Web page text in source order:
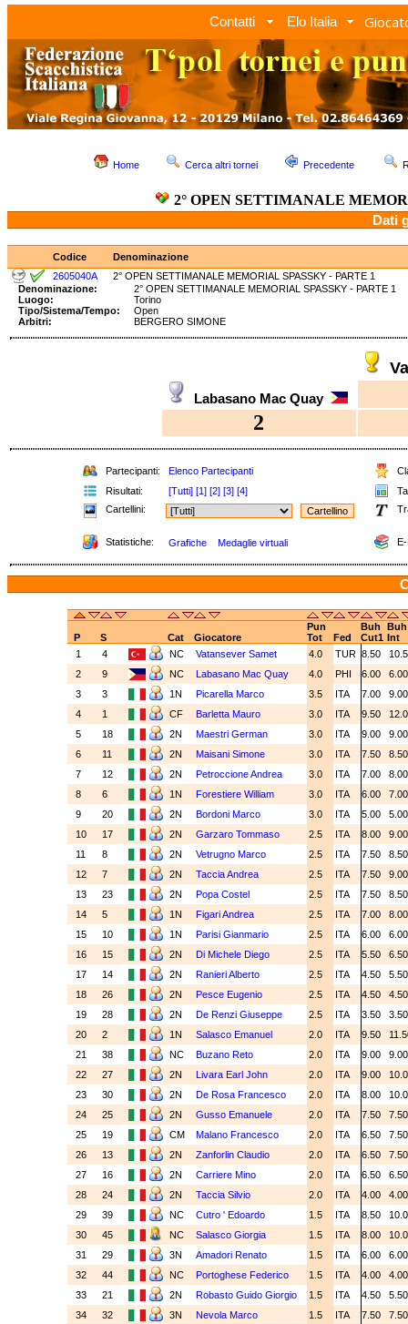
Contatti Elo Italia
Home Cerca altri tornei Precedente
2° OPEN SETTIMANALE
Dati
Codice
Denominazione
2605040A
2° OPEN SETTIMANALE MEMORIAL SPASSKY - PARTE 1
Denominazione:
2° OPEN SETTIMANALE MEMORIAL SPASSKY -
Luogo:
Torino
Tipo/Sistema/Tempo:
Open
Arbitri:
BERGERO SIMONE
Labasano Mac Quay
2
Partecipanti: Elenco Partecipanti
Risultati:
[Tutti] [1] [2] [3] [4]
Cartellini:
Statistiche: Grafiche Medaglie virtuali
Pun Buh
Buh
P
S Cat Giocatore Tot Fed Cut1 Int
1
4 NC Vatansever Samet 4.0 TUR 8.50
2
9 NC Labasano Mac Quay 4.0 PHI 6.00
3
3 1N Picarella Marco 3.5 ITA 7.00
4
1 CF Barletta Mauro 3.0 ITA 9.50
5
18 2N Maestri German 3.0 ITA 9.00
6
11 2N Maisani Simone 3.0 ITA 7.50
7
12 2N Petroccione Andrea 3.0 ITA 7.00
8
6 1N Forestiere William 3.0 ITA 6.00
9
20 2N Bordoni Marco 3.0 ITA 5.00
10
17 2N Garzaro Tommaso 2.5 ITA 8.00
11
8 2N Vetrugno Marco 2.5 ITA 7.50
12
7 2N Taccia Andrea 2.5 ITA 7.50
13
23 2N Popa Costel 2.5 ITA 7.50
14
5 1N Figari Andrea 2.5 ITA 7.00
15
10 1N Parisi Gianmario 2.5 ITA 6.00
16
15 2N Di Michele Diego 2.5 ITA 5.50
17
14 2N Ranieri Alberto 2.5 ITA 4.50
18
26 2N Pesce Eugenio 2.5 ITA 4.50
19
28 2N De Renzi Giuseppe 2.5 ITA 3.50
20
2 1N Salasco Emanuel 2.0 ITA 9.50
21
38 NC Buzano Reto 2.0 ITA 9.00
22
27 2N Livara Earl John 2.0 ITA 9.00
23
30 2N De Rosa Francesco 2.0 ITA 8.00
24
25 2N Gusso Emanuele 2.0 ITA 7.50
25
19 CM Malano Francesco 2.0 ITA 6.50
26
13 2N Zanforlin Claudio 2.0 ITA 6.50
27
16 2N Carriere Mino 2.0 ITA 6.50
28
24 2N Taccia Silvio 2.0 ITA 4.00
29
39 NC Cutro ' Edoardo 1.5 ITA 8.50
30
45 NC Salasco Giorgia 1.5 ITA 8.00
31
29 3N Amadori Renato 1.5 ITA 6.00
32
44 NC Portoghese Federico 1.5 ITA 4.00
33
21 2N Robasto Guido Giorgio 1.5 ITA 4.50
34
32 3N Nevola Marco 1.5 ITA 7.50